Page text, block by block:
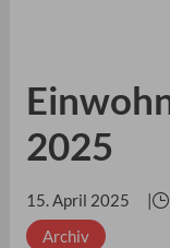
2025
15. April 2025
Archiv